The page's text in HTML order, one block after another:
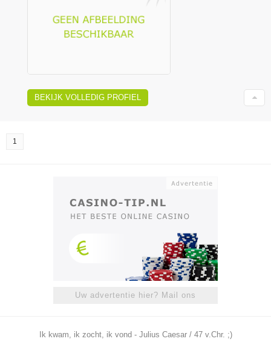
BEKIJK VOLLEDIG PROFIEL
1
Uw advertentie hier? Mail ons
Ik kwam, ik zocht, ik vond - Julius Caesar / 47 v.Chr. ;)